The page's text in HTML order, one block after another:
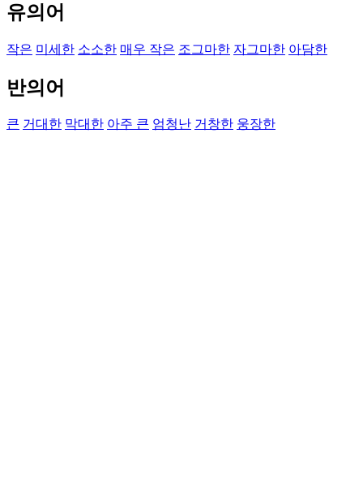
유의어
작은 미세한 소소한 매우 작은 조그마한 자그마한 아담한
반의어
큰 거대한 막대한 아주 큰 엄청난 거창한 웅장한